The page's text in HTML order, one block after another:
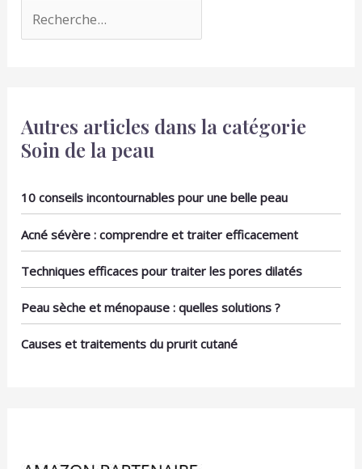
Autres articles dans la catégorie
Soin de la peau
10 conseils incontournables pour une belle peau
Acné sévère : comprendre et traiter efficacement
Techniques efficaces pour traiter les pores dilatés
Peau sèche et ménopause : quelles solutions ?
Causes et traitements du prurit cutané